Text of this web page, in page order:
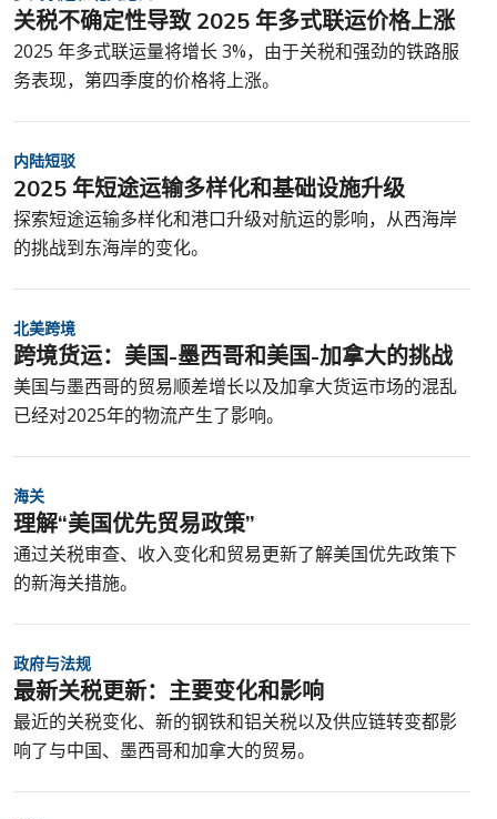
关税不确定性导致 2025 年多式联运价格上涨
2025 年多式联运量将增长 3%，由于关税和强劲的铁路服
务表现，第四季度的价格将上涨。
内陆短驳
2025 年短途运输多样化和基础设施升级
探索短途运输多样化和港口升级对航运的影响，从西海岸
的挑战到东海岸的变化。
北美跨境
跨境货运：美国-墨西哥和美国-加拿大的挑战
美国与墨西哥的贸易顺差增长以及加拿大货运市场的混乱
已经对2025年的物流产生了影响。
海关
理解“美国优先贸易政策”
通过关税审查、收入变化和贸易更新了解美国优先政策下
的新海关措施。
政府与法规
最新关税更新：主要变化和影响
最近的关税变化、新的钢铁和铝关税以及供应链转变都影
响了与中国、墨西哥和加拿大的贸易。